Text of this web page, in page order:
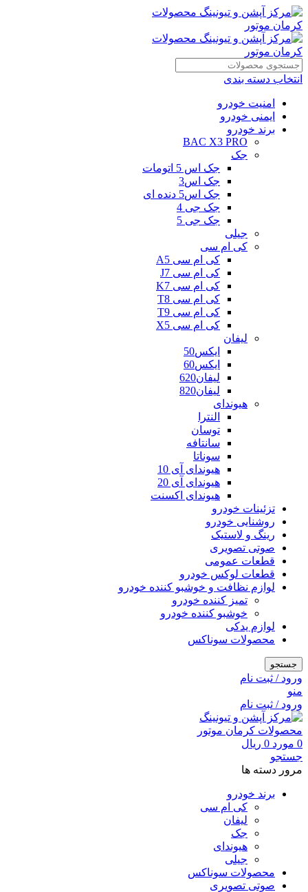
انتخاب دسته بندی
امنیت خودرو
ایمنی خودرو
برند خودرو
BAC X3 PRO
جک
جک اس 5 اتومات
جک اس3
جک اس5 دنده ای
جک جی 4
جک جی 5
جیلی
کی ام سی
کی ام سی A5
کی ام سی J7
کی ام سی K7
کی ام سی T8
کی ام سی T9
کی ام سی X5
لیفان
ایکس50
ایکس60
لیفان620
لیفان820
هیوندای
النترا
توسان
سانتافه
سوناتا
هیوندای آی 10
هیوندای آی 20
هیوندای اکسنت
تزئینات خودرو
روشنایی خودرو
رینگ و لاستیک
صوتی تصویری
قطعات عمومی
قطعات لوکس خودرو
لوازم نظافت و خوشبو کننده خودرو
تمیز کننده خودرو
خوشبو کننده خودرو
لوازم یدکی
محصولات سوناکس
جستجو
ورود / ثبت نام
منو
ورود / ثبت نام
0 مورد 0 ریال
جستجو
مرور دسته ها
برند خودرو
کی ام سی
لیفان
جک
هیوندای
جیلی
محصولات سوناکس
صوتی تصویری